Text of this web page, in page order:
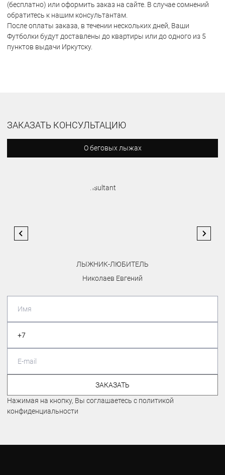
(бесплатно) или оформить заказ на сайте. В случае сомнений
обратитесь к нашим консультантам.
После оплаты заказа, в течении нескольких дней, Ваши
Футболки будут доставлены до квартиры или до одного из 5
пунктов выдачи Иркутску.
ЗАКАЗАТЬ КОНСУЛЬТАЦИЮ
О беговых лыжах
ЛЫЖНИК-ЛЮБИТЕЛЬ
Николаев Евгений
ЗАКАЗАТЬ
Нажимая на кнопку, Вы соглашаетесь с политикой
конфиденциальности